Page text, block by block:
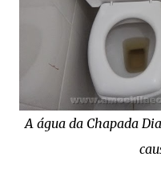
A água da Chapada